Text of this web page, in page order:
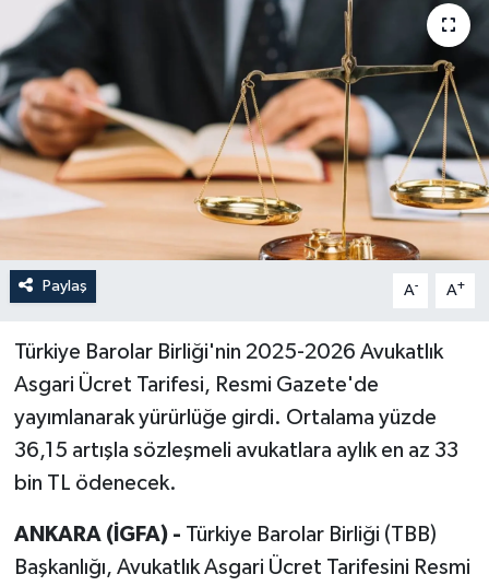
Paylaş A- A+
Türkiye Barolar Birliği'nin 2025-2026 Avukatlık
Asgari Ücret Tarifesi, Resmi Gazete'de
yayımlanarak yürürlüğe girdi. Ortalama yüzde
36,15 artışla sözleşmeli avukatlara aylık en az 33
bin TL ödenecek.
ANKARA (İGFA) - Türkiye Barolar Birliği (TBB)
Başkanlığı, Avukatlık Asgari Ücret Tarifesini Resmi